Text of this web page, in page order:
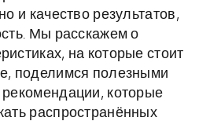
и качество результатов,
Мы расскажем о
на которые стоит
поделимся полезными
которые
распространённых